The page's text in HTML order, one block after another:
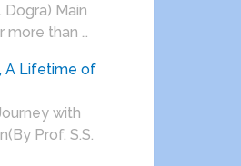
Dogra) Main
more than …
A Lifetime of
with
Prof. S.S.